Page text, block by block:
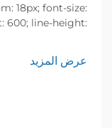
18px; font-size:
600; line-height:
600; line-
height: ...}
عرض المزيد